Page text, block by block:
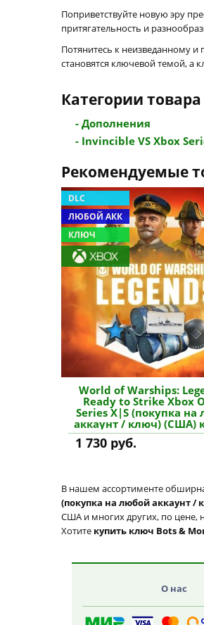
Поприветствуйте новую эру
притягательность и
Потянитесь к неизведанному
становятся ключевой темой, а
Категории товара
- Дополнения
- Invincible VS Xbox
Рекомендуемые
DLC
ЛЮБОЙ АКК
КЛЮЧ
World of Warships:
Ready to Strike Xbox
Series X|S (покупка на
аккаунт / ключ) (США)
дополнение
1 730 руб.
В нашем ассортименте
(покупка на любой аккаунт /
США и многих других, по цене,
Хотите купить ключ Bots &
О нас